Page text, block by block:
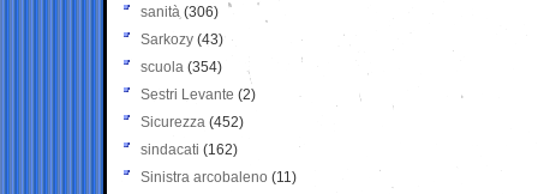
sanità (306)
Sarkozy (43)
scuola (354)
Sestri Levante (2)
Sicurezza (452)
sindacati (162)
Sinistra arcobaleno (11)